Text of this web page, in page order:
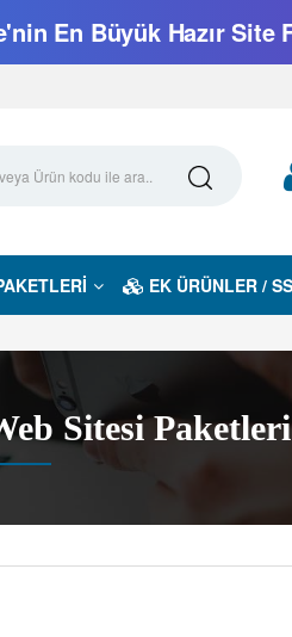
En Büyük Hazır Site
EK ÜRÜNLER /
Sitesi Paketleri